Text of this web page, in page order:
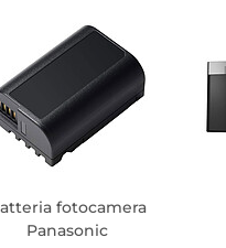
fotocamera
Panasonic